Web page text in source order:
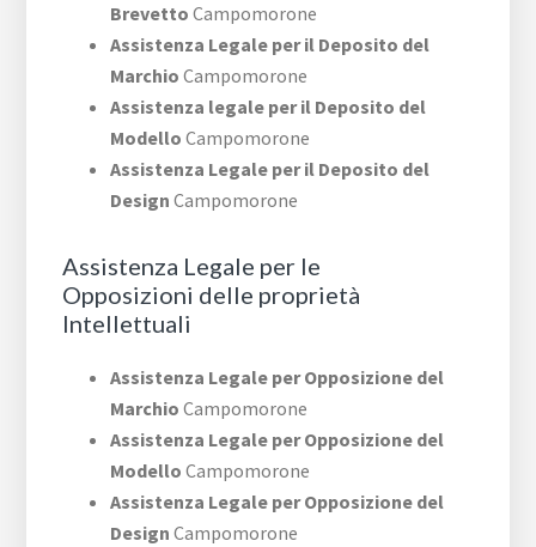
Brevetto Campomorone
Assistenza Legale per il Deposito del
Marchio Campomorone
Assistenza legale per il Deposito del
Modello Campomorone
Assistenza Legale per il Deposito del
Design Campomorone
Assistenza Legale per le
Opposizioni delle proprietà
Intellettuali
Assistenza Legale per Opposizione del
Marchio Campomorone
Assistenza Legale per Opposizione del
Modello Campomorone
Assistenza Legale per Opposizione del
Design Campomorone